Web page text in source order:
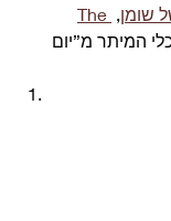
שומן,
The
המיתר מ”יום